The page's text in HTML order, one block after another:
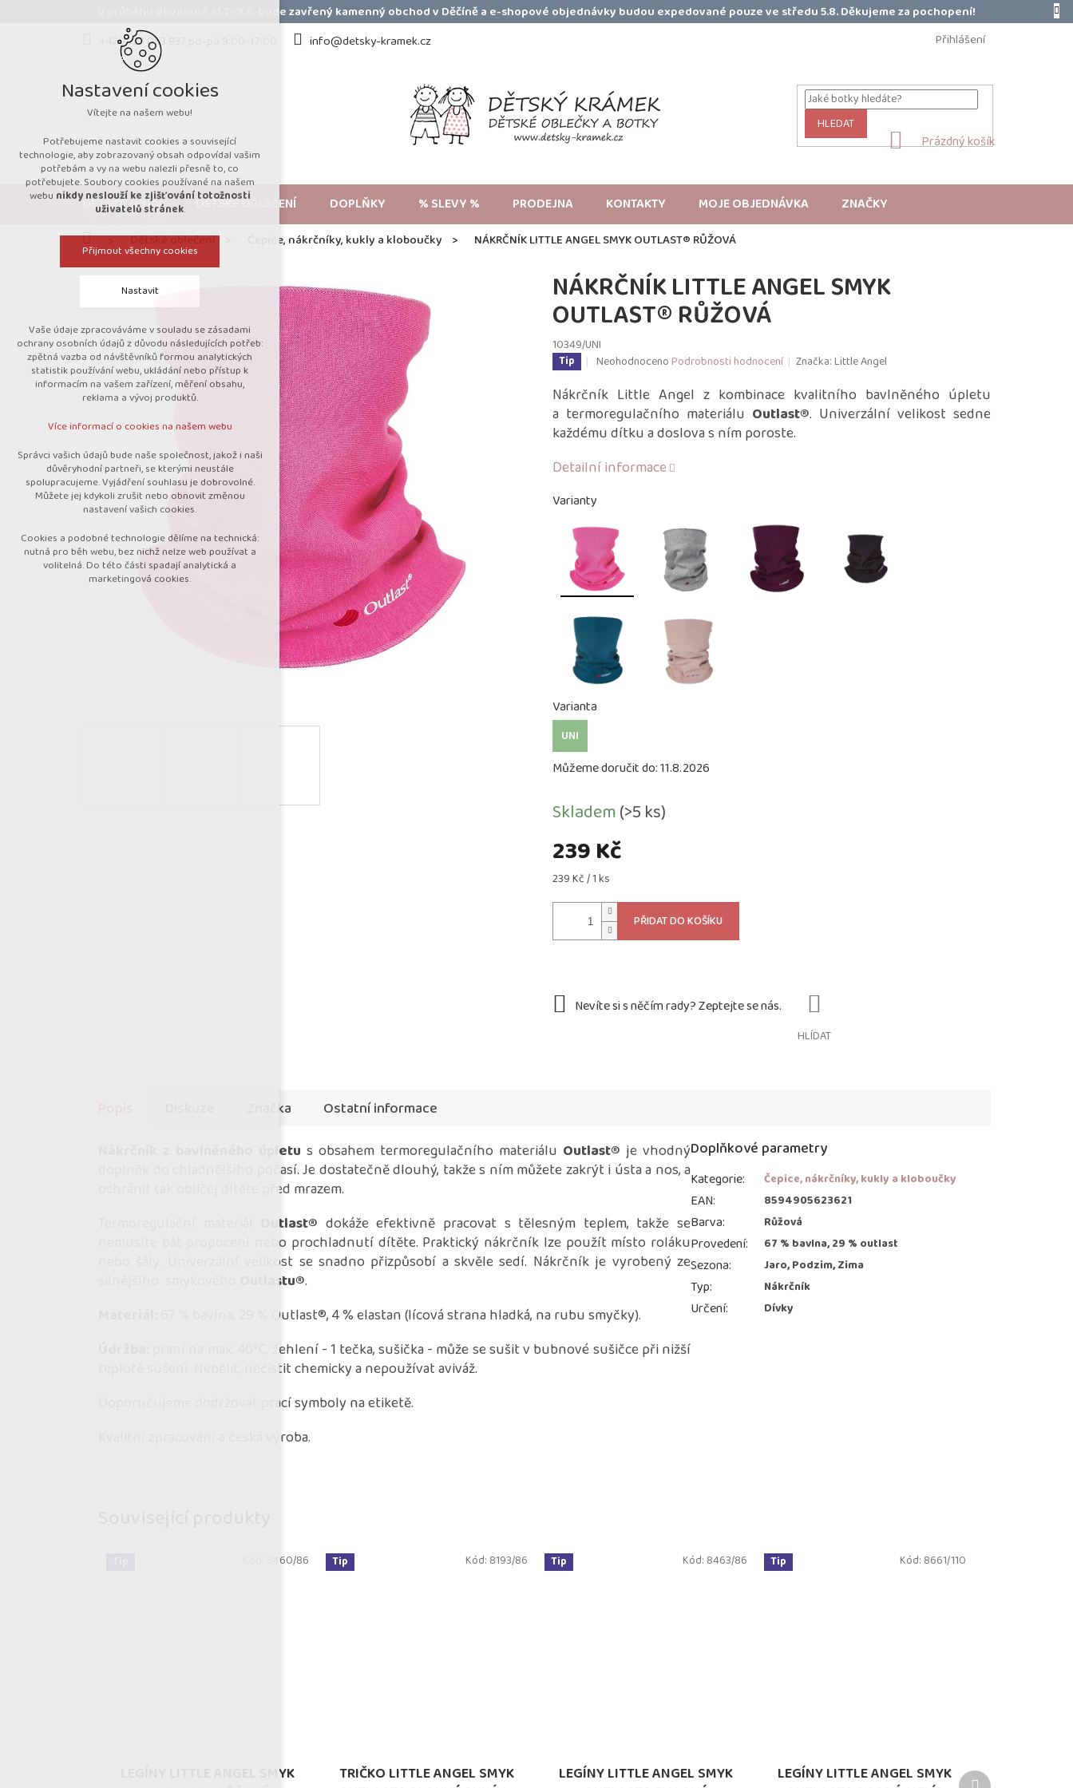
V průběhu dovolené 31.7.-9.8. bude zavřený kamenný obchod v Děčíně a e-shopové objednávky budou expedované pouze ve středu 5.8. Děkujeme za pochopení!
+420 723 053 937 po-pá 9:00-17:00
info@detsky-kramek.cz Přihlášení
HLEDAT
NÁKUPNÍ
Prázdný košík
DĚTSKÁ OBUV DĚTSKÉ OBLEČENÍ DOPLŇKY % SLEVY % PRODEJNA KONTAKTY MOJE OBJEDNÁVKA ZNAČKY
DomůDětské oblečení Čepice, nákrčníky, kukly a kloboučky NÁKRČNÍK LITTLE ANGEL SMYK OUTLAST® RŮŽOVÁ
NÁKRČNÍK LITTLE ANGEL SMYK
OUTLAST® RŮŽOVÁ
10349/UNI
Tip
Průměrné
produktu
0,0
z
hvězdiček.
NeohodnocenoPodrobnosti hodnocení Značka:Little Angel
239 Kč
Měrná
239 Kč / 1 ks
Skladem(>5 ks)
Varianty
Varianta
UNI
Můžeme doručit do:11.8.2026
PŘIDAT DO KOŠÍKU
Nákrčník Little Angel z kombinace kvalitního bavlněného úpletu
a termoregulačního materiálu Outlast®. Univerzální velikost sedne
každému dítku a doslova s ním poroste.
Detailní informace
HLÍDAT
LEGÍNY LITTLE ANGEL SMYK
8460/86 Tip
TRIČKO LITTLE ANGEL SMYK
Kód: 8193/86 Tip
LEGÍNY LITTLE ANGEL SMYK
Kód: 8463/86 Tip
LEGÍNY LITTLE ANGEL SMYK
Kód: 8661/110
Další
Značka
Ostatní informace
Nákrčník z bavlněného úpletu s obsahem termoregulačního materiálu Outlast® je vhodný
doplněk do chladnějšího počasí. Je dostatečně dlouhý, takže s ním můžete zakrýt i ústa a nos, a
ochránit tak obličej dítěte před mrazem.
Outlast® dokáže efektivně pracovat s tělesným teplem, takže se
nemusíte bát propocení nebo prochladnutí dítěte. Praktický nákrčník lze použít místo roláku
nebo šály. Univerzální velikost se snadno přizpůsobí a skvěle sedí. Nákrčník je vyrobený ze
Outlastu®.
67 % bavlna, 29 % Outlast®, 4 % elastan (lícová strana hladká, na rubu smyčky).
praní na max. 40°C, žehlení - 1 tečka, sušička - může se sušit v bubnové sušičce při nižší
teplotě sušení. Nebělit, nečistit chemicky a nepoužívat aviváž.
Doporučujeme dodržovat prací symboly na etiketě.
Kvalitní zpracování a česká výroba.
Doplňkové parametry
Kategorie: Čepice, nákrčníky, kukly a kloboučky
EAN: 8594905623621
Barva: Růžová
Provedení: 67 % bavlna, 29 % outlast
Sezona: Jaro, Podzim, Zima
Typ: Nákrčník
Určení: Dívky
Nastavení cookies
Vítejte na našem webu!
Potřebujeme nastavit cookies a související
technologie, aby zobrazovaný obsah odpovídal vašim
potřebám a vy na webu nalezli přesně to, co
potřebujete. Soubory cookies používané na našem
webu nikdy neslouží ke zjišťování totožnosti
uživatelů stránek.
Přijmout všechny cookies
Nastavit
Technická cookies
nutná pro provozování webu
udržení kontextu stránek (session):
případná přihlášení, volby jazyka, apod.
návštěvnosti
marketingová cookies (Google)
Více informací o cookies na našem webu
Přijmout všechny cookies
Odmítnout vše
Vaše údaje zpracováváme v souladu se zásadami
ochrany osobních údajů z důvodu následujících potřeb:
zpětná vazba od návštěvníků formou analytických
statistik používání webu, ukládání nebo přístup k
informacím na vašem zařízení, měření obsahu,
reklama a vývoj produktů.
Více informací o cookies na našem webu
Správci vašich údajů bude naše společnost, jakož i naši
důvěryhodní partneři, se kterými neustále
spolupracujeme. Vyjádření souhlasu je dobrovolné.
Můžete jej kdykoli zrušit nebo obnovit změnou
nastavení vašich cookies.
Cookies a podobné technologie dělíme na technická:
nutná pro běh webu, bez nichž nelze web používat a
volitelná. Do této části spadají analytická a
marketingová cookies.